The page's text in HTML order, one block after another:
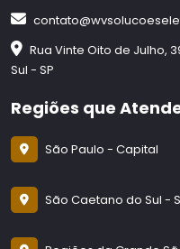
Rua Vinte Oito de Julho,
Sul - SP
Regiões que
São Paulo - Capital
São Caetano do Sul -